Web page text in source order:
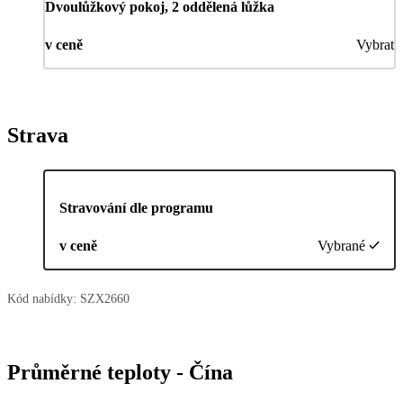
Dvoulůžkový pokoj, 2 oddělená lůžka
v ceně Vybrat
Strava
Stravování dle programu
v ceně Vybrané
Kód nabídky: SZX2660
Průměrné teploty - Čína